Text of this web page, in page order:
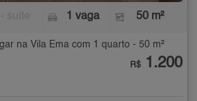
1 vaga 50 m²
na Vila Ema com 1 quarto - 50 m²
R$ 1.200